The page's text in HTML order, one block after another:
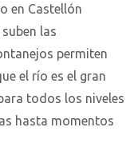
en Castellón
las
permiten
el río es el gran
todos los niveles
hasta momentos